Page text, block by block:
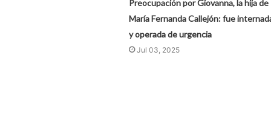
Preocupación por Giovanna, la hija de
María Fernanda Callejón: fue
y operada de urgencia
Jul 03, 2025